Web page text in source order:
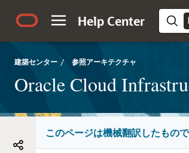
Help Center
建築センター / 参照アーキテクチャ
Oracle Cloud
このページは機械翻訳したもので